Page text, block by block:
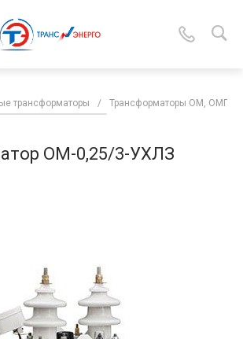
трансформаторы / Трансформаторы ОМ, ОМП,
ОМ-0,25/3-УХЛЗ